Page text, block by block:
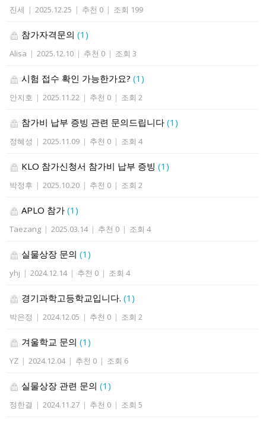
진세 | 2025.12.25 | 추천 0 | 조회 199
참가자격문의(1)
Alisa | 2025.12.10 | 추천 0 | 조회 3
시험 접수 확인 가능한가요?(1)
안지호 | 2025.11.22 | 추천 0 | 조회 2
참가비 납부 증빙 관련 문의드립니다(1)
정혜성 | 2025.11.09 | 추천 0 | 조회 4
KLO 참가신청서 참가비 납부 증빙(1)
박정후 | 2025.10.20 | 추천 0 | 조회 2
APLO 참가(1)
Taezang | 2025.03.14 | 추천 0 | 조회 4
실물상장 문의(1)
yhj | 2024.12.14 | 추천 0 | 조회 4
경기과학고등학교입니다.(1)
박은정 | 2024.12.05 | 추천 0 | 조회 2
겨울학교 문의(1)
YZ | 2024.12.04 | 추천 0 | 조회 6
실물상장 관련 문의(1)
정한결 | 2024.11.27 | 추천 0 | 조회 5